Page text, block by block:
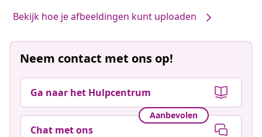
Bekijk hoe je afbeeldingen kunt uploaden
Neem contact met ons op!
Ga naar het Hulpcentrum
Aanbevolen
Chat met ons